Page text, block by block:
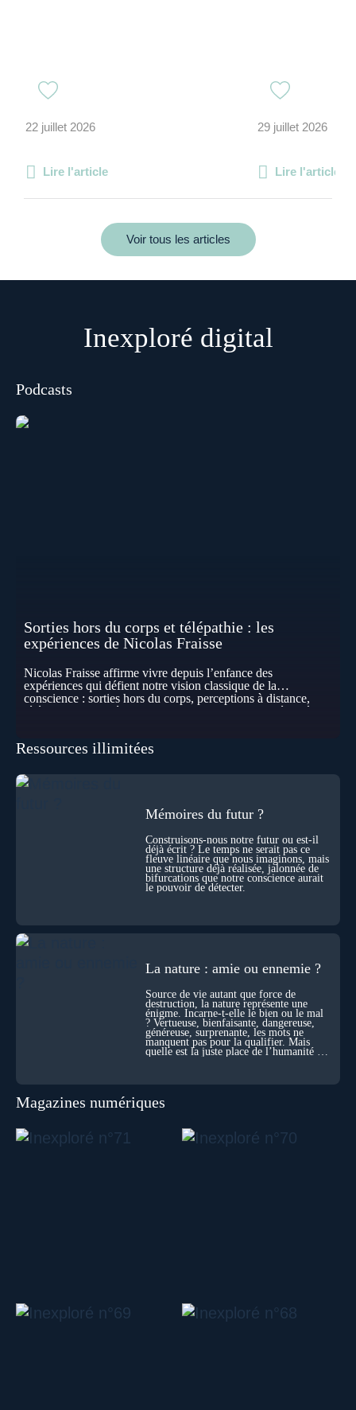
22 juillet 2026
Lire l'article
29 juillet 2026
Lire l'article
Voir tous les articles
Inexploré digital
Podcasts
Sorties hors du corps et télépathie : les
expériences de Nicolas Fraisse
Nicolas Fraisse affirme vivre depuis l’enfance des
expériences qui défient notre vision classique de la
conscience : sorties hors du corps, perceptions à distance,
télépathie spontanée… Comment accueillir ces phénomènes
les pensées d’autrui ? Que deviennent l’espace, le temps… et
disparaître ? Au fil de cet échange, Nicolas raconte ses
expériences les plus troublantes : visions vérifiées,
durant ses sorties, protocoles scientifiques… et toujours, cette
! Sommes-nous à l’aube d’une révolution de la conscience ?
Sans doute. Mais encore faut-il accepter d’explorer ces
territoires avec lucidité, et rigueur…
Ressources illimitées
Mémoires du futur ?
Construisons-nous notre futur ou est-il
déjà écrit ? Le temps ne serait pas ce
fleuve linéaire que nous imaginons, mais
une structure déjà réalisée, jalonnée de
bifurcations que notre conscience aurait
le pouvoir de détecter.
La nature : amie ou ennemie ?
Source de vie autant que force de
destruction, la nature représente une
énigme. Incarne-t-elle le bien ou le mal
? Vertueuse, bienfaisante, dangereuse,
généreuse, surprenante, les mots ne
manquent pas pour la qualifier. Mais
quelle est la juste place de l’humanité au
Magazines numériques